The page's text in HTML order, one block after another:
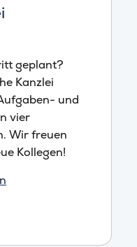
geplant?
Kanzlei
und
vier
Wir freuen
Kollegen!